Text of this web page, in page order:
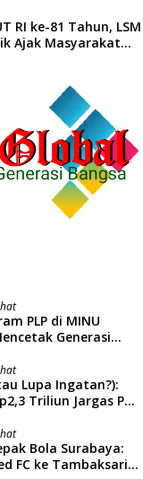
Acara
Santunan Anak
RI ke-81 Tahun, LSM
Ajak Masyarakat
PLP di MINU
Generasi
Lupa Ingatan?):
Triliun Jargas PGN
Bola Surabaya:
FC ke Tambaksari